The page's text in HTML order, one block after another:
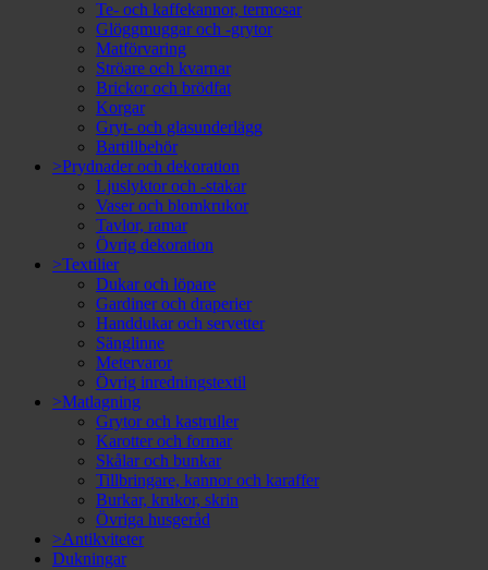
Te- och kaffekannor, termosar
Glöggmuggar och -grytor
Matförvaring
Ströare och kvarnar
Brickor och brödfat
Korgar
Gryt- och glasunderlägg
Bartillbehör
>Prydnader och dekoration
Ljuslyktor och -stakar
Vaser och blomkrukor
Tavlor, ramar
Övrig dekoration
>Textilier
Dukar och löpare
Gardiner och draperier
Handdukar och servetter
Sänglinne
Metervaror
Övrig inredningstextil
>Matlagning
Grytor och kastruller
Karotter och formar
Skålar och bunkar
Tillbringare, kannor och karaffer
Burkar, krukor, skrin
Övriga husgeråd
>Antikviteter
Dukningar